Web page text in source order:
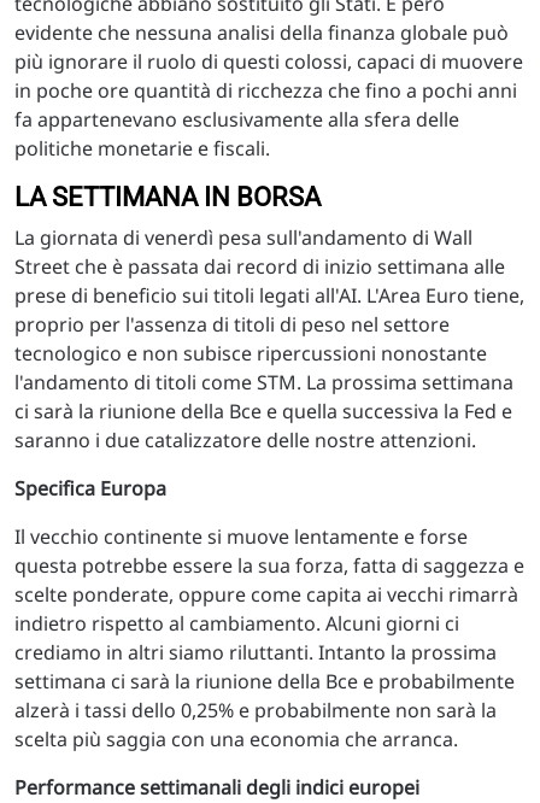
evidente che nessuna analisi della finanza globale può
più ignorare il ruolo di questi colossi, capaci di muovere
in poche ore quantità di ricchezza che fino a pochi anni
fa appartenevano esclusivamente alla sfera delle
politiche monetarie e fiscali.
LA SETTIMANA IN BORSA
La giornata di venerdì pesa sull'andamento di Wall
Street che è passata dai record di inizio settimana alle
prese di beneficio sui titoli legati all'AI. L'Area Euro tiene,
proprio per l'assenza di titoli di peso nel settore
tecnologico e non subisce ripercussioni nonostante
l'andamento di titoli come STM. La prossima settimana
ci sarà la riunione della Bce e quella successiva la Fed e
saranno i due catalizzatore delle nostre attenzioni.
Specifica Europa
Il vecchio continente si muove lentamente e forse
questa potrebbe essere la sua forza, fatta di saggezza e
scelte ponderate, oppure come capita ai vecchi rimarrà
indietro rispetto al cambiamento. Alcuni giorni ci
crediamo in altri siamo riluttanti. Intanto la prossima
settimana ci sarà la riunione della Bce e probabilmente
alzerà i tassi dello 0,25% e probabilmente non sarà la
scelta più saggia con una economia che arranca.
Performance settimanali degli indici europei